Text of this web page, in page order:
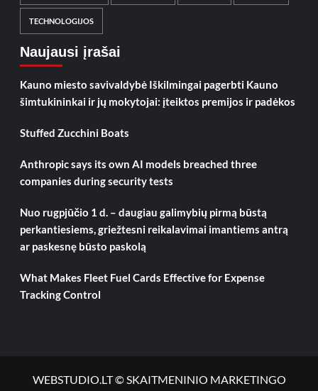
TECHNOLOGIJOS
Naujausi įrašai
Kauno miesto savivaldybė Iškilmingai pagerbti Kauno
šimtukininkai ir jų mokytojai: įteiktos premijos ir padėkos
Stuffed Zucchini Boats
Anthropic says its own AI models breached three
companies during security tests
Nuo rugpjūčio 1 d. – daugiau galimybių pirmą būstą
perkantiesiems, griežtesni reikalavimai imantiems antrą
ar paskesnę būsto paskolą
What Makes Fleet Fuel Cards Effective for Expense
Tracking Control
WEBSTUDIO.LT © SKAITMENINIO MARKETINGO